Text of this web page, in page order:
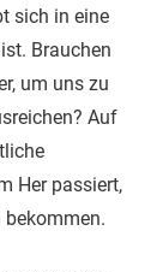
sich in eine
Brauchen
um uns zu
Auf
Her passiert,
bekommen.